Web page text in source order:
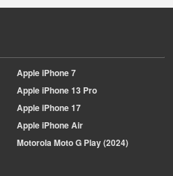
AppleiPhone 7
AppleiPhone 13 Pro
AppleiPhone 17
AppleiPhone Air
MotorolaMoto G Play (2024)